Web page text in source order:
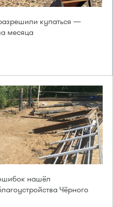
купаться —
месяца
нашёл
Чёрного